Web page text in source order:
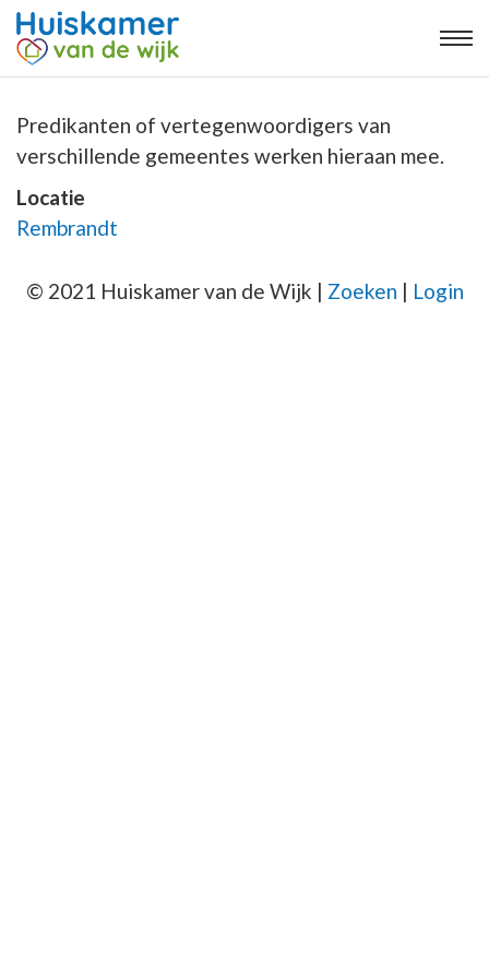
Predikanten of vertegenwoordigers van
verschillende gemeentes werken hieraan mee.
Locatie
Rembrandt
© 2021 Huiskamer van de Wijk | Zoeken | Login